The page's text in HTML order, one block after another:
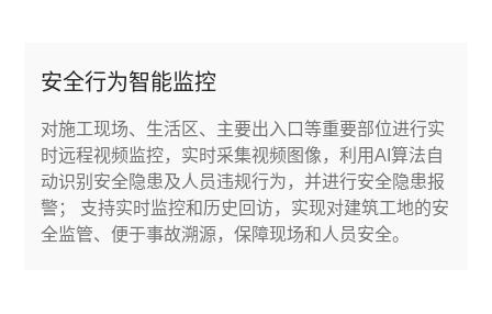
安全行为智能监控
对施工现场、生活区、主要出入口等重要部位进行实
时远程视频监控，实时采集视频图像，利用AI算法自
动识别安全隐患及人员违规行为，并进行安全隐患报
警； 支持实时监控和历史回访，实现对建筑工地的安
全监管、便于事故溯源，保障现场和人员安全。